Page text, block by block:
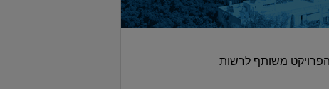
משותף לרשות